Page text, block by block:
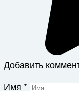
Добавить
Имя *